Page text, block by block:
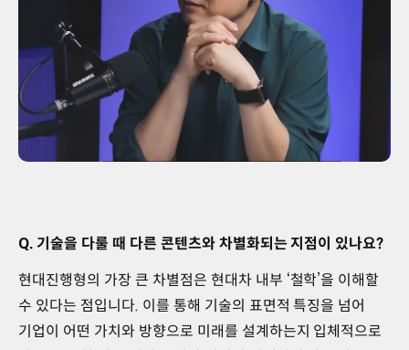
Q. 기술을 다룰 때 다른 콘텐츠와 차별화되는 지점이 있나요?
현대진행형의 가장 큰 차별점은 현대차 내부 ‘철학’을 이해할
수 있다는 점입니다. 이를 통해 기술의 표면적 특징을 넘어
기업이 어떤 가치와 방향으로 미래를 설계하는지 입체적으로